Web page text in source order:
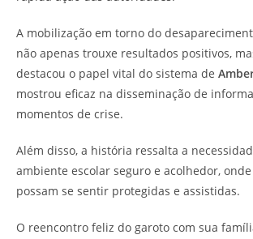
A mobilização em torno do
não apenas trouxe resultados positivos,
destacou o papel vital do sistema de
mostrou eficaz na disseminação de
momentos de crise.
Além disso, a história ressalta a
ambiente escolar seguro e acolhedor,
possam se sentir protegidas e assistidas.
O reencontro feliz do garoto com sua